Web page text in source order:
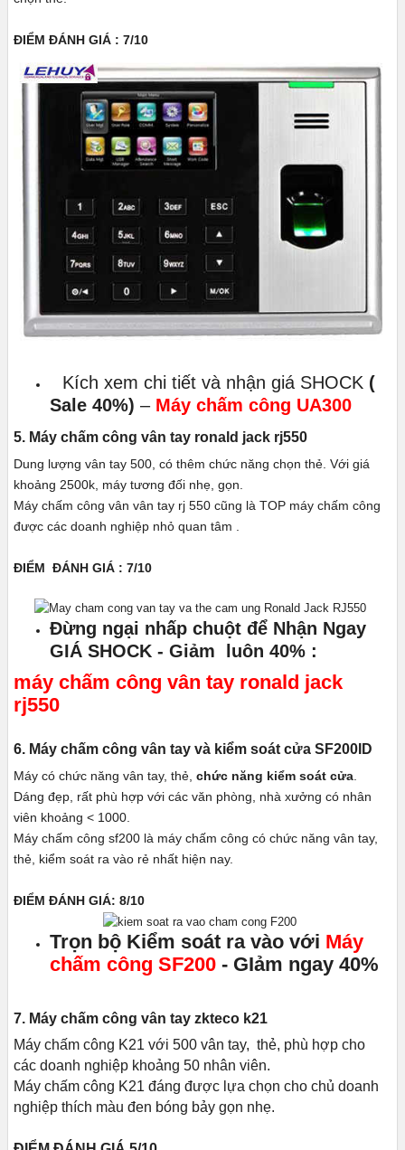
ĐIỂM ĐÁNH GIÁ : 7/10
Kích xem chi tiết và nhận giá SHOCK (
Sale 40%) – Máy chấm công UA300
5. Máy chấm công vân tay ronald jack rj550
Dung lượng vân tay 500, có thêm chức năng chọn thẻ. Với giá
khoảng 2500k, máy tương đối nhẹ, gọn.
Máy chấm công vân vân tay rj 550 cũng là TOP máy chấm công
được các doanh nghiệp nhỏ quan tâm .
ĐIỂM ĐÁNH GIÁ : 7/10
Đừng ngại nhấp chuột để Nhận Ngay
GIÁ SHOCK - Giảm luôn 40% :
máy chấm công vân tay ronald jack
rj550
6. Máy chấm công vân tay và kiểm soát cửa SF200ID
Máy có chức năng vân tay, thẻ, chức năng kiểm soát cửa.
Dáng đẹp, rất phù hợp với các văn phòng, nhà xưởng có nhân
viên khoảng < 1000.
Máy chấm công sf200 là máy chấm công có chức năng vân tay,
thẻ, kiểm soát ra vào rẻ nhất hiện nay.
ĐIỂM ĐÁNH GIÁ: 8/10
Trọn bộ Kiểm soát ra vào với Máy
chấm công SF200 - GIảm ngay 40%
7. Máy chấm công vân tay zkteco k21
Máy chấm công K21 với 500 vân tay, thẻ, phù hợp cho
các doanh nghiệp khoảng 50 nhân viên.
Máy chấm công K21 đáng được lựa chọn cho chủ doanh
nghiệp thích màu đen bóng bảy gọn nhẹ.